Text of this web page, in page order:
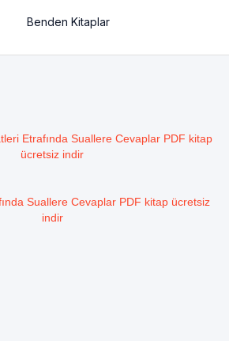
Benden Kitaplar
Etrafında Suallere Cevaplar PDF kitap
ücretsiz indir
Suallere Cevaplar PDF kitap ücretsiz
indir